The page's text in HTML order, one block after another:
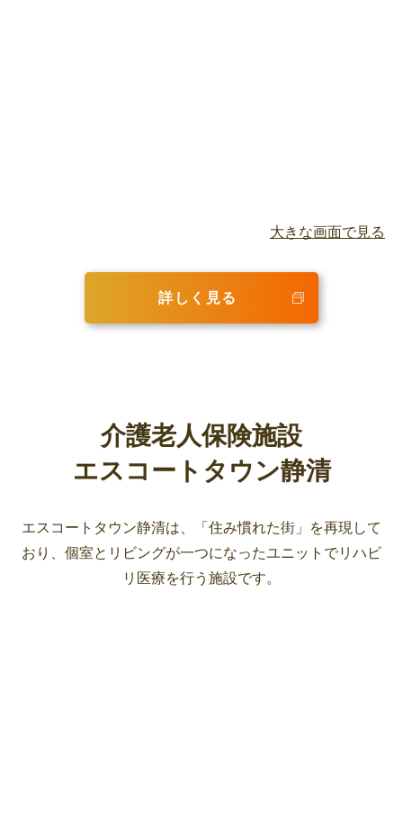
大きな画面で見る
詳しく見る
介護老人保険施設
エスコートタウン静清
エスコートタウン静清は、「住み慣れた街」を再現して
おり、 個室とリビングが一つになったユニットでリハビ
リ医療を行う施設です。